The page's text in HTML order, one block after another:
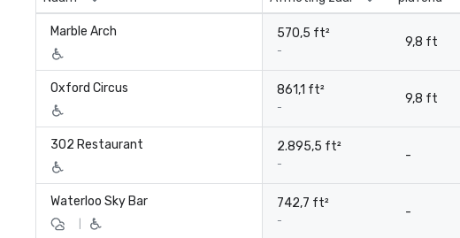
Marble Arch 570,5 ft²
-
9,8 ft
Oxford Circus 861,1 ft²
-
9,8 ft
302 Restaurant 2.895,5 ft²
-
-
Waterloo Sky Bar 742,7 ft²
-
-